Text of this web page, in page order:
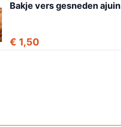
Bakje vers gesneden ajuin
€ 1,50